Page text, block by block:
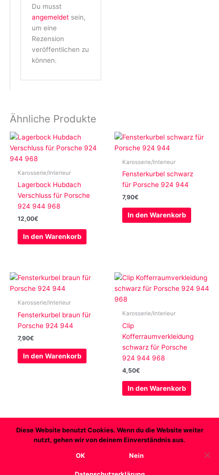
Du musst
angemeldet sein,
um eine
Rezension
veröffentlichen zu
können.
Ähnliche Produkte
Karosserie/Interieur
Lagerbock Hubdach
Verschluss für Porsche
924 944 968
12,00€
In den Warenkorb
Karosserie/Interieur
Fensterkurbel schwarz
für Porsche 924 944
7,90€
In den Warenkorb
Karosserie/Interieur
Fensterkurbel braun für
Porsche 924 944
7,90€
In den Warenkorb
Karosserie/Interieur
Clip
Kofferraumverkleidung
schwarz für Porsche
924 944 968
4,50€
In den Warenkorb
Diese Website benutzt Cookies. Wenn du die Website weiter
nutzt, gehen wir von deinem Einverständnis aus.
OK
Nein